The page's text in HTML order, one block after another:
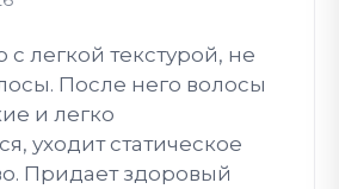
легкой текстурой, не
После него волосы
и легко
уходит статическое
Придает здоровый